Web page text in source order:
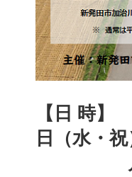
【日 時】
日（水・祝
月～水